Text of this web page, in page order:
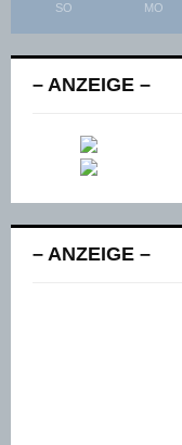
SO MO
– ANZEIGE –
– ANZEIGE –